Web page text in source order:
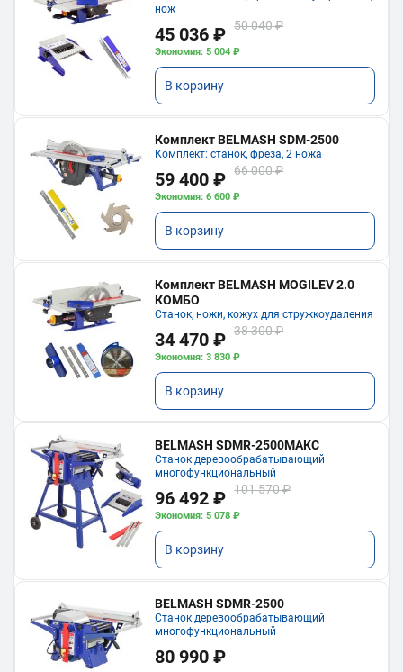
нож
45 036 ₽ 50 040 ₽
Экономия: 5 004 ₽
В корзину
Комплект BELMASH SDM-2500
Комплект: станок, фреза, 2 ножа
59 400 ₽ 66 000 ₽
Экономия: 6 600 ₽
В корзину
Комплект BELMASH MOGILEV 2.0
КОМБО
Станок, ножи, кожух для стружкоудаления
34 470 ₽ 38 300 ₽
Экономия: 3 830 ₽
В корзину
BELMASH SDMR-2500МАКС
Станок деревообрабатывающий
многофункциональный
96 492 ₽ 101 570 ₽
Экономия: 5 078 ₽
В корзину
BELMASH SDMR-2500
Станок деревообрабатывающий
многофункциональный
80 990 ₽